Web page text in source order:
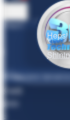
Hepsi
Hepsi
Mağazanın
Cart0
ürün